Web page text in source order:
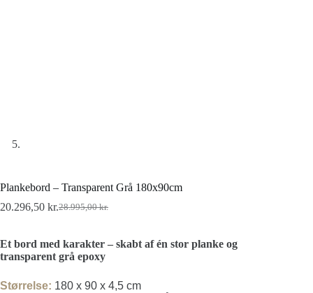
Plankebord – Transparent Grå 180x90cm
28.995,00kr.
20.296,50 kr.
Et bord med karakter – skabt af én stor planke og
transparent grå epoxy
Størrelse: 180 x 90 x 4,5 cm